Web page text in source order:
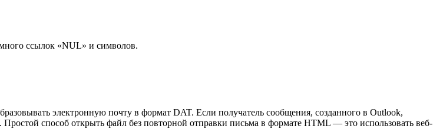
ссылок «NUL» и символов.
электронную почту в формат DAT. Если получатель сообщения, созданного в Outlook,
способ открыть файл без повторной отправки письма в формате HTML — это использовать веб-